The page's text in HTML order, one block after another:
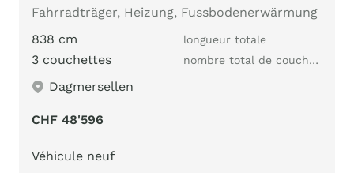
Fahrradträger, Heizung, Fussbodenerwärmung
838 cm
longueur totale
3 couchettes nombre total de couchages
Dagmersellen
CHF 48'596
Véhicule neuf